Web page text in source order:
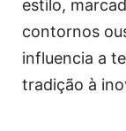
estilo,
contornos
influencia a
tradição à